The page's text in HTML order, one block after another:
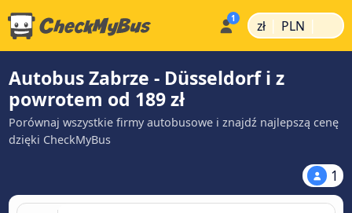
zł | PLN |
Autobus Zabrze - Düsseldorf i z
powrotem od 189 zł
Porównaj wszystkie firmy autobusowe i znajdź najlepszą cenę
dzięki CheckMyBus
1